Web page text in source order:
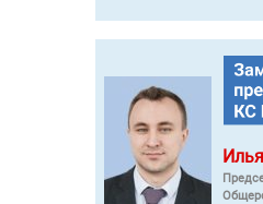
Илья